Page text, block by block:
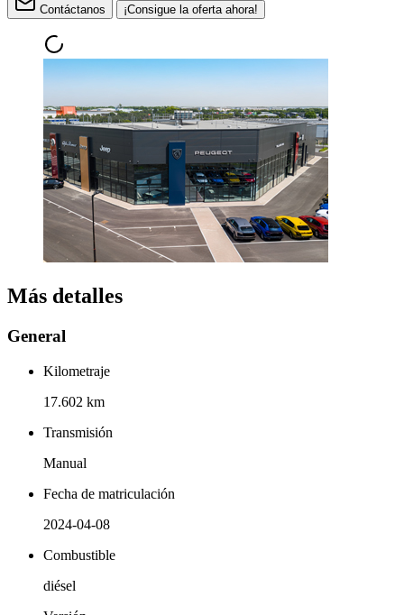
Contáctanos ¡Consigue la oferta ahora!
Más detalles
General
Kilometraje
17.602 km
Transmisión
Manual
Fecha de matriculación
2024-04-08
Combustible
diésel